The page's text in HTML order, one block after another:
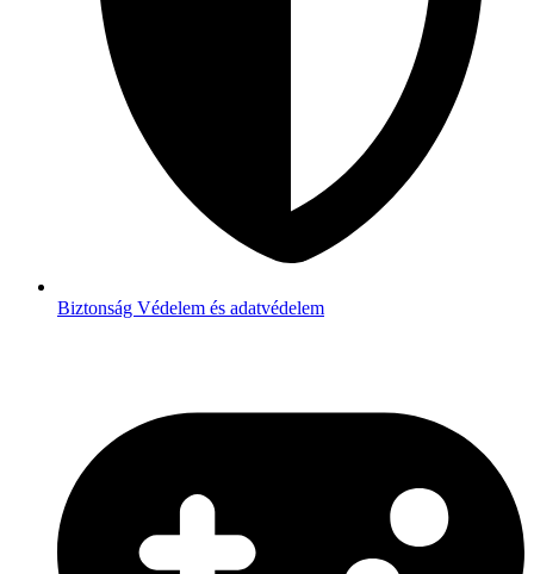
Biztonság Védelem és adatvédelem